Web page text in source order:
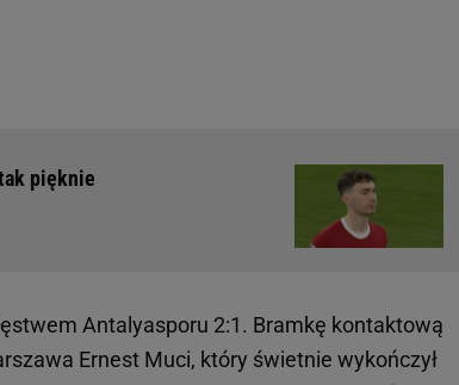
pięknie
Antalyasporu 2:1. Bramkę kontaktową
Ernest Muci, który świetnie wykończył